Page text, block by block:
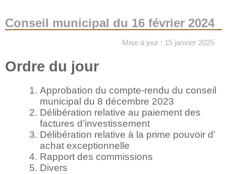
Conseil municipal du 16 février 2024
Mise à jour : 15 janvier 2025
Ordre du jour
Approbation du compte-rendu du conseil
municipal du 8 décembre 2023
Délibération relative au paiement des
factures d’investissement
Délibération relative à la prime pouvoir d’
achat exceptionnelle
Rapport des commissions
Divers